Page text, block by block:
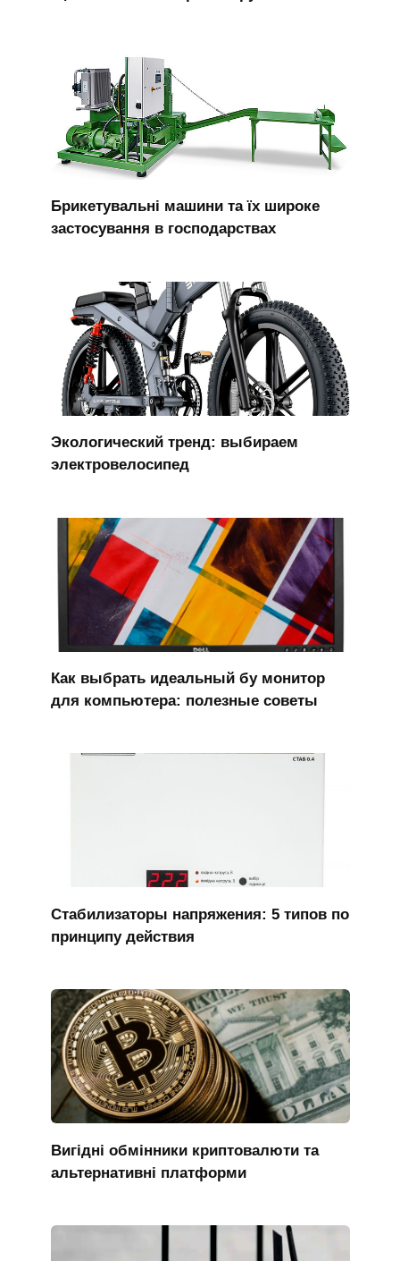
Брикетувальні машини та їх широке
застосування в господарствах
Экологический тренд: выбираем
электровелосипед
Как выбрать идеальный бу монитор
для компьютера: полезные советы
Стабилизаторы напряжения: 5 типов по
принципу действия
Вигідні обмінники криптовалюти та
альтернативні платформи